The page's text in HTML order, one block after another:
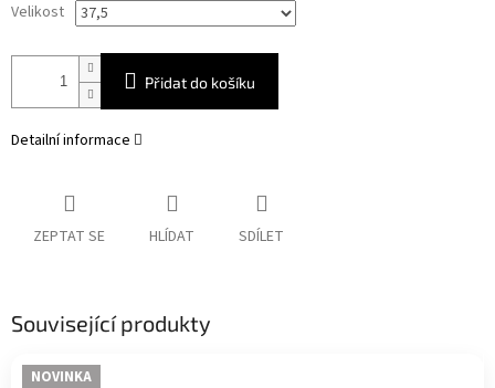
Velikost
Přidat do košíku
Detailní informace
ZEPTAT SE HLÍDAT SDÍLET
Související produkty
NOVINKA